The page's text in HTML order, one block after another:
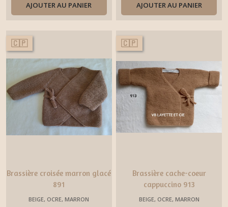
AJOUTER AU PANIER AJOUTER AU PANIER
🇨🇵
Brassière croisée marron glacé
891
BEIGE, OCRE, MARRON
🇨🇵
Brassière cache-coeur
cappuccino 913
BEIGE, OCRE, MARRON